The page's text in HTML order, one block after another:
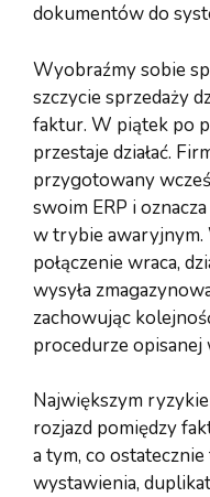
dokumentów do
Wyobraźmy sobie
szczycie sprzedaży
faktur. W piątek po
przestaje działać.
przygotowany
swoim ERP i
w trybie awaryjnym.
połączenie wraca,
wysyła
zachowując
procedurze
Największym
rozjazd pomiędzy
a tym, co ostatecznie
wystawienia,